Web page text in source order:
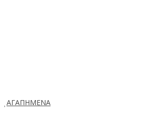
ΑΓΑΠΗΜΕΝΑ